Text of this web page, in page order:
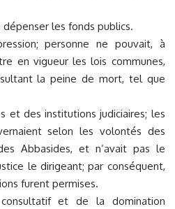
les fonds publics.
personne ne pouvait, à
en vigueur les lois communes,
la peine de mort, tel que
et des institutions judiciaires; les
selon les volontés des
Abbasides, et n’avait pas le
le dirigeant; par conséquent,
furent permises.
et de la domination